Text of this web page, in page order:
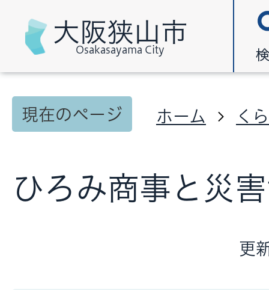
大阪狭山市
Osakasayama City
現在のページ ホーム く
ひろみ商事と災
更